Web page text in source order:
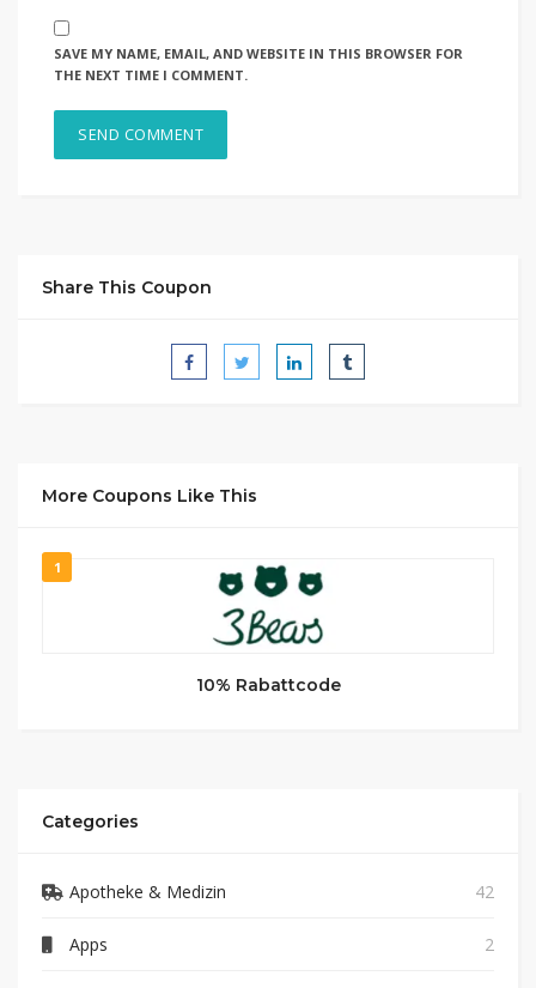
SAVE MY NAME, EMAIL, AND WEBSITE IN THIS BROWSER FOR
THE NEXT TIME I COMMENT.
Share This Coupon
More Coupons Like This
1
10% Rabattcode
Categories
Apotheke & Medizin 42
Apps 2